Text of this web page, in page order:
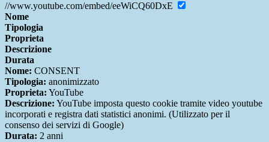
//www.youtube.com/embed/eeWiCQ60DxE
Nome
Tipologia
Proprieta
Descrizione
Durata
Nome: CONSENT
Tipologia: anonimizzato
Proprieta: YouTube
Descrizione: YouTube imposta questo cookie tramite video youtube
incorporati e registra dati statistici anonimi. (Utilizzato per il
consenso dei servizi di Google)
Durata: 2 anni